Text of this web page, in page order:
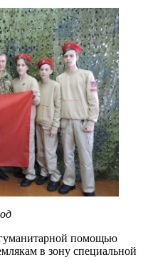
помощью
в зону специальной